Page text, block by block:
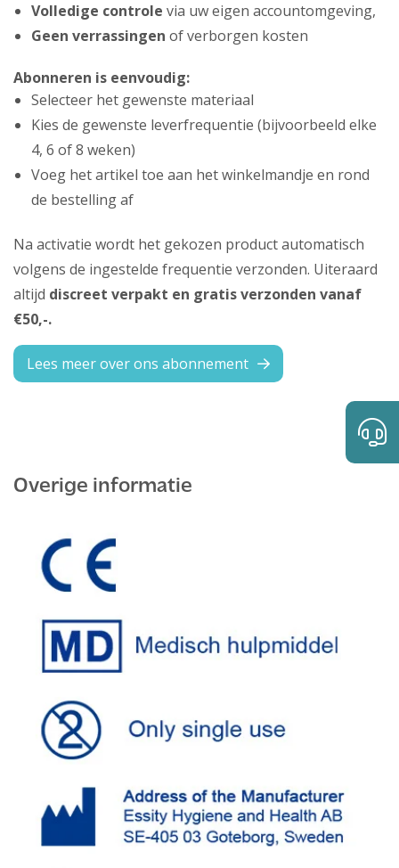
Volledige controle via uw eigen accountomgeving,
Geen verrassingen of verborgen kosten
Abonneren is eenvoudig:
Selecteer het gewenste materiaal
Kies de gewenste leverfrequentie (bijvoorbeeld elke
4, 6 of 8 weken)
Voeg het artikel toe aan het winkelmandje en rond
de bestelling af
Na activatie wordt het gekozen product automatisch
volgens de ingestelde frequentie verzonden. Uiteraard
altijd discreet verpakt en gratis verzonden vanaf
€50,-.
Lees meer over ons abonnement
Overige informatie